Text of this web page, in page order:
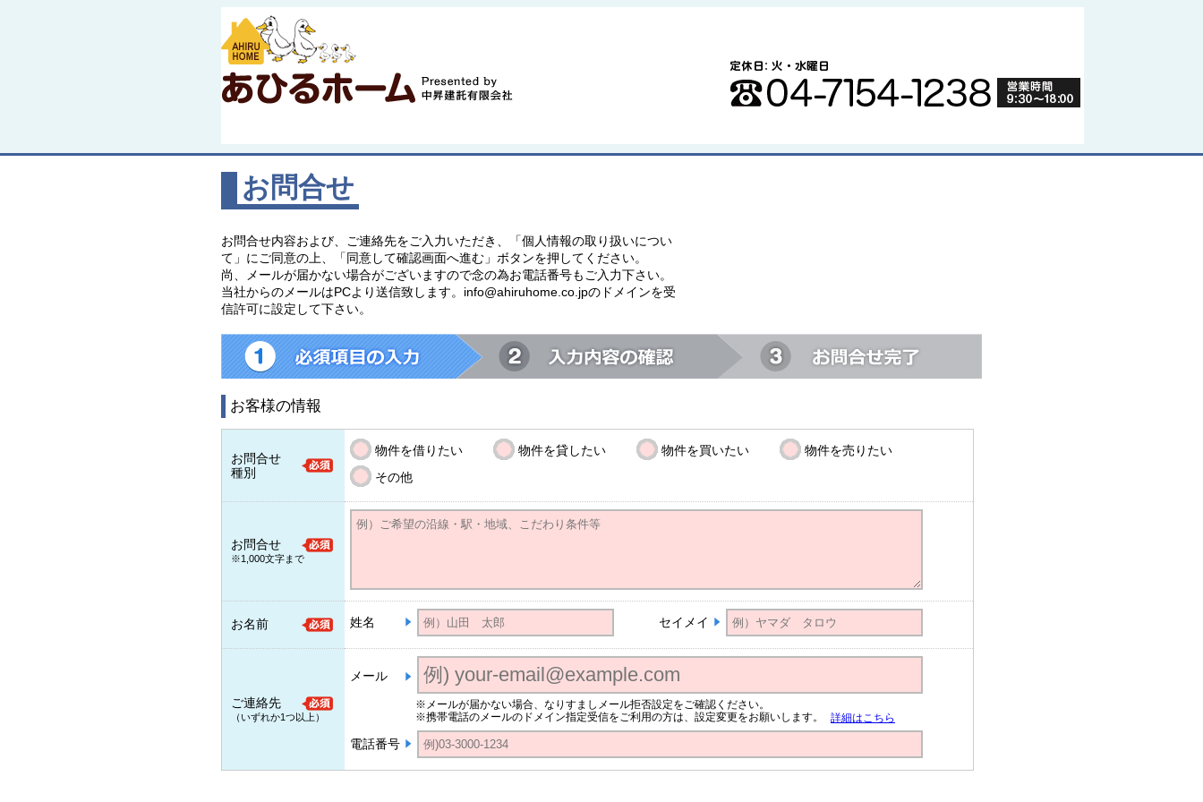
お問合せ
お問合せ内容および、ご連絡先をご入力いただき、「個人情報の取り扱いについ
て」にご同意の上、「同意して確認画面へ進む」ボタンを押してください。
尚、メールが届かない場合がございますので念の為お電話番号もご入力下さい。
当社からのメールはPCより送信致します。info@ahiruhome.co.jpのドメインを受
信許可に設定して下さい。
お客様の情報
お問合せ
種別
物件を借りたい 物件を貸したい 物件を買いたい
物件を売りたい
その他
お問合せ
※1,000文字まで
お名前 姓名 セイメイ
ご連絡先
（いずれか1つ以上）
メール
※メールが届かない場合、なりすましメール拒否設定をご確認ください。
※携帯電話のメールのドメイン指定受信をご利用の方は、設定変更をお願いします。
詳細はこちら
電話番号